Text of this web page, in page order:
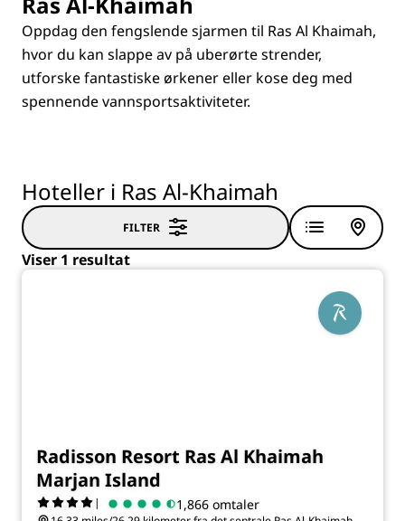
Oppdag den fengslende sjarmen til Ras Al Khaimah,
hvor du kan slappe av på uberørte strender,
utforske fantastiske ørkener eller kose deg med
spennende vannsportsaktiviteter.
Hoteller i Ras Al-Khaimah
FILTER
Viser 1 resultat
Radisson Resort Ras Al Khaimah
Marjan Island
| 1,866 omtaler